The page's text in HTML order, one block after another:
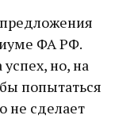
ФА РФ.
но, на
попытаться
не сделает